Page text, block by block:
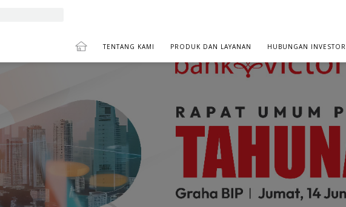
TENTANG KAMI PRODUK DAN LAYANAN HUBUNGAN INVESTOR